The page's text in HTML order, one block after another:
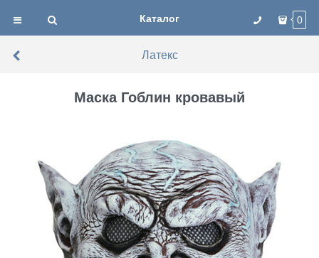
Каталог 0
Латекс
Маска Гоблин кровавый